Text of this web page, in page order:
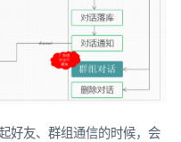
好友、群组通信的时候，会